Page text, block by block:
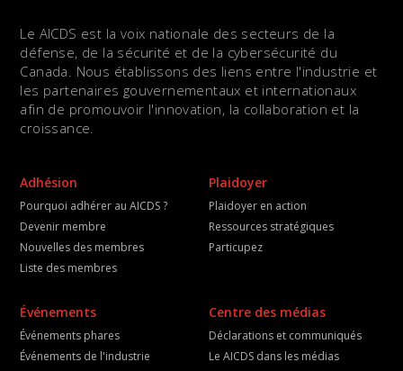
Le AICDS est la voix nationale des secteurs de la
défense, de la sécurité et de la cybersécurité du
Canada. Nous établissons des liens entre l'industrie et
les partenaires gouvernementaux et internationaux
afin de promouvoir l'innovation, la collaboration et la
croissance.
Adhésion
Pourquoi adhérer au AICDS ?
Devenir membre
Nouvelles des membres
Liste des membres
Plaidoyer
Plaidoyer en action
Ressources stratégiques
Particupez
Événements
Événements phares
Événements de l'industrie
Centre des médias
Déclarations et communiqués
Le AICDS dans les médias